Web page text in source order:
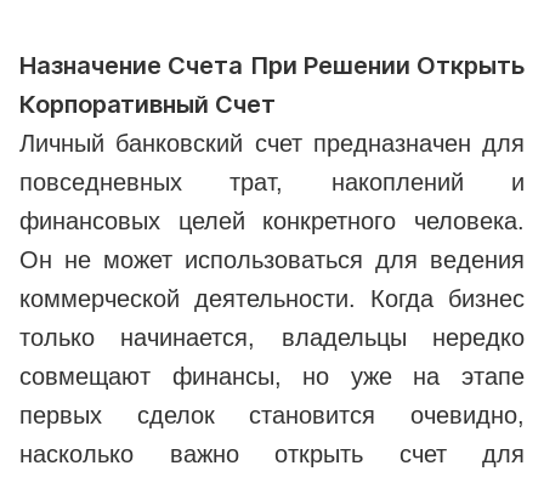
Назначение Счета При Решении Открыть
Корпоративный Счет
Личный банковский счет предназначен для
повседневных трат, накоплений и
финансовых целей конкретного человека.
Он не может использоваться для ведения
коммерческой деятельности. Когда бизнес
только начинается, владельцы нередко
совмещают финансы, но уже на этапе
первых сделок становится очевидно,
насколько важно открыть счет для